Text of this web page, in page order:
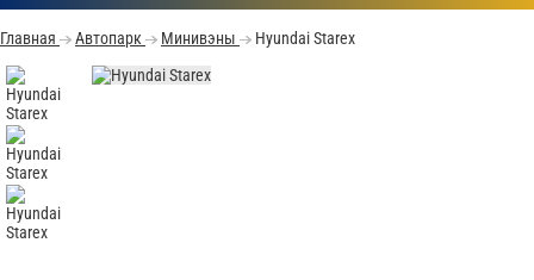
Главная Автопарк Минивэны Hyundai Starex